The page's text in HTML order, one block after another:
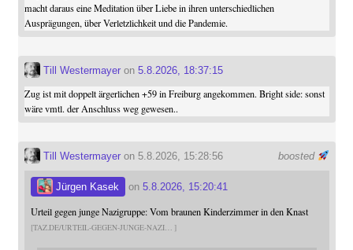
macht daraus eine Meditation über Liebe in ihren unterschiedlichen
Ausprägungen, über Verletzlichkeit und die Pandemie.
Till Westermayeron 5.8.2026, 18:37:15
Zug ist mit doppelt ärgerlichen +59 in Freiburg angekommen. Bright side: sonst
wäre vmtl. der Anschluss weg gewesen..
boosted
Till Westermayeron 5.8.2026, 15:28:56
Jürgen Kasek on 5.8.2026, 15:20:41
Urteil gegen junge Nazigruppe: Vom braunen Kinderzimmer in den Knast
TAZ.DE/URTEIL-GEGEN-JUNGE-NAZI